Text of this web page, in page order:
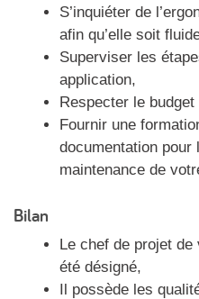
S’inquiéter de
afin qu’elle soit
Superviser les
application,
Respecter le
Fournir une
documentation pour
maintenance de
Bilan
Le chef de projet
été désigné,
Il possède les